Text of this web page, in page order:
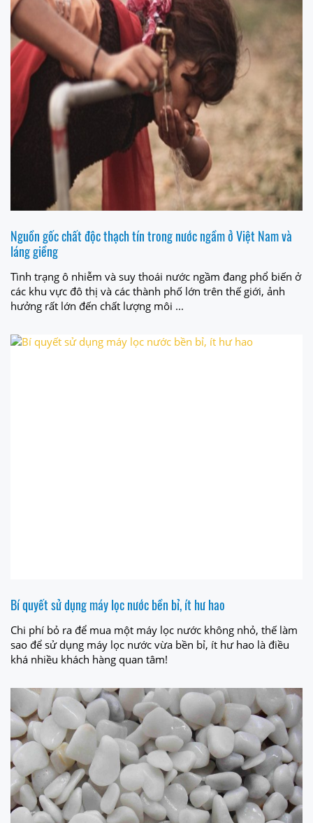
Nguồn gốc chất độc thạch tín trong nước ngầm ở Việt Nam và
láng giềng
Tình trạng ô nhiễm và suy thoái nước ngầm đang phổ biến ở
các khu vực đô thị và các thành phố lớn trên thế giới, ảnh
hưởng rất lớn đến chất lượng môi ...
Bí quyết sử dụng máy lọc nước bền bỉ, ít hư hao
Chi phí bỏ ra để mua một máy lọc nước không nhỏ, thế làm
sao để sử dụng máy lọc nước vừa bền bỉ, ít hư hao là điều
khá nhiều khách hàng quan tâm!